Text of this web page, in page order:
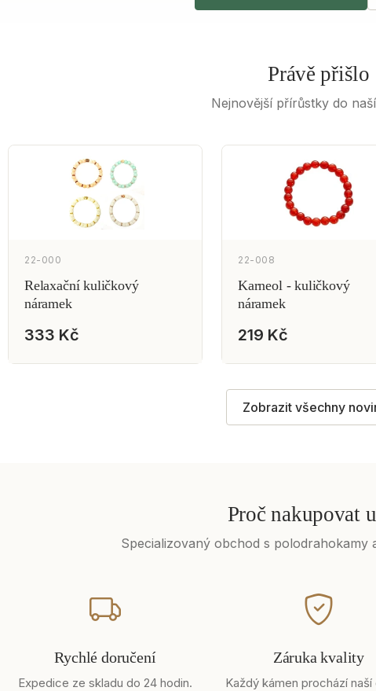
Právě přišlo
Nejnovější přírůstky do
22-000
Relaxační kuličkový
náramek
333 Kč
22-008
Karneol - kuličkový
náramek
219 Kč
Zobrazit všechny
Proč nakupovat
Specializovaný obchod s polodrahokamy
Rychlé doručení
Expedice ze skladu do 24 hodin.
Záruka kvality
Každý kámen prochází naší